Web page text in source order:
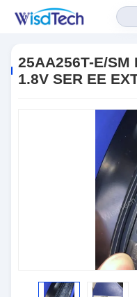
1.8V SER EE EXT ইন্টিগ্রেটেড সার্কিট
25AA256T-E/SM
1.8V SER EE EXT